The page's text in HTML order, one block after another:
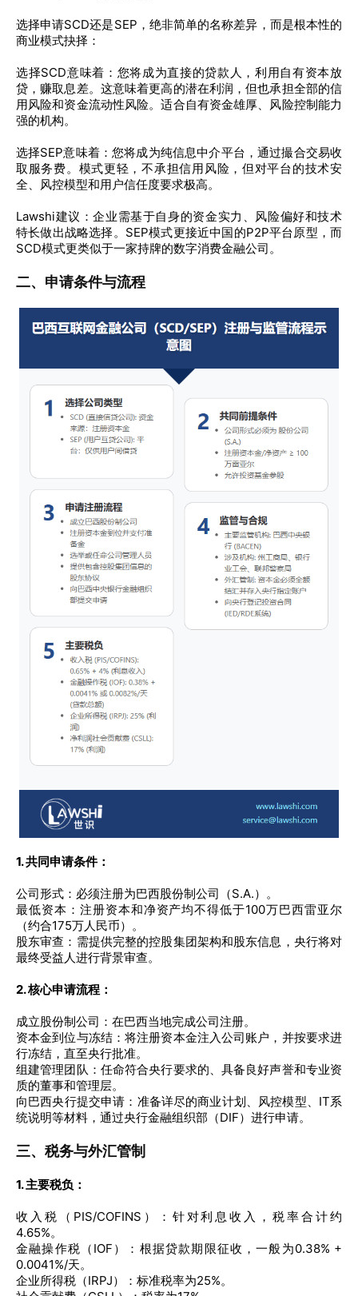
选择申请SCD还是SEP，绝非简单的名称差异，而是根本性的
商业模式抉择：
选择SCD意味着：您将成为直接的贷款人，利用自有资本放
贷，赚取息差。这意味着更高的潜在利润，但也承担全部的信
用风险和资金流动性风险。适合自有资金雄厚、风险控制能力
强的机构。
选择SEP意味着：您将成为纯信息中介平台，通过撮合交易收
取服务费。模式更轻，不承担信用风险，但对平台的技术安
全、风控模型和用户信任度要求极高。
Lawshi建议：企业需基于自身的资金实力、风险偏好和技术
特长做出战略选择。SEP模式更接近中国的P2P平台原型，而
SCD模式更类似于一家持牌的数字消费金融公司。
二、申请条件与流程
1. 共同申请条件：
公司形式：必须注册为巴西股份制公司（S.A.）。
最低资本：注册资本和净资产均不得低于100万巴西雷亚尔
（约合175万人民币）。
股东审查：需提供完整的控股集团架构和股东信息，央行将对
最终受益人进行背景审查。
2. 核心申请流程：
成立股份制公司：在巴西当地完成公司注册。
资本金到位与冻结：将注册资本金注入公司账户，并按要求进
行冻结，直至央行批准。
组建管理团队：任命符合央行要求的、具备良好声誉和专业资
质的董事和管理层。
向巴西央行提交申请：准备详尽的商业计划、风控模型、IT系
统说明等材料，通过央行金融组织部（DIF）进行申请。
三、税务与外汇管制
1. 主要税负：
收入税（PIS/COFINS）：针对利息收入，税率合计约
4.65%。
金融操作税（IOF）：根据贷款期限征收，一般为0.38% +
0.0041%/天。
企业所得税（IRPJ）：标准税率为25%。